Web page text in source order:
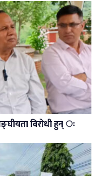
विरोधी हुन् ः